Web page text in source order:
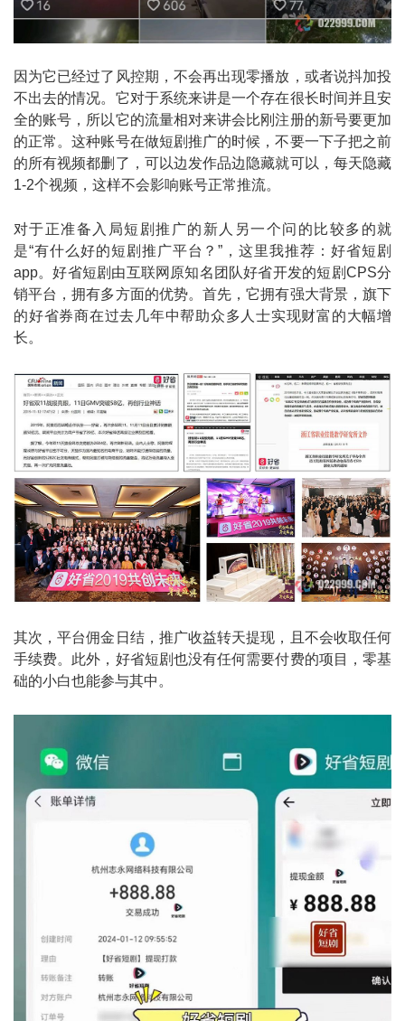
因为它已经过了风控期，不会再出现零播放，或者说抖加投
不出去的情况。它对于系统来讲是一个存在很长时间并且安
全的账号，所以它的流量相对来讲会比刚注册的新号要更加
的正常。这种账号在做短剧推广的时候，不要一下子把之前
的所有视频都删了，可以边发作品边隐藏就可以，每天隐藏
1-2个视频，这样不会影响账号正常推流。
对于正准备入局短剧推广的新人另一个问的比较多的就
是“有什么好的短剧推广平台？”，这里我推荐：好省短剧
app。好省短剧由互联网原知名团队好省开发的短剧CPS分
销平台，拥有多方面的优势。首先，它拥有强大背景，旗下
的好省券商在过去几年中帮助众多人士实现财富的大幅增
长。
其次，平台佣金日结，推广收益转天提现，且不会收取任何
手续费。此外，好省短剧也没有任何需要付费的项目，零基
础的小白也能参与其中。